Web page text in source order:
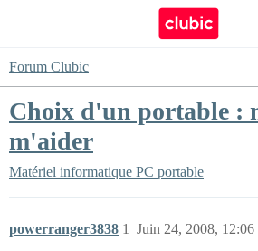
Forum Clubic
Choix d'un portable :
m'aider
Matériel informatique PC portable
powerranger3838 Juin 24, 2008, 12:06
1